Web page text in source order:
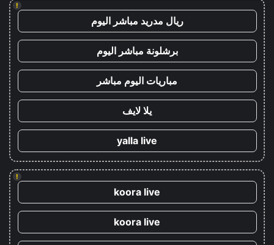
!
ريال مدريد مباشر اليوم
برشلونة مباشر اليوم
مباريات اليوم مباشر
يلا لايف
yalla live
!
koora live
koora live